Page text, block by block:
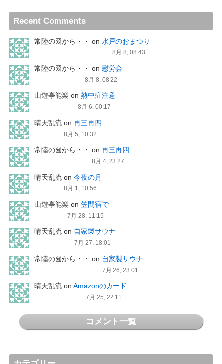
Recent Comments
常陸の圀から・・ on 水戸のおまつり
8月 8, 08:43
常陸の圀から・・ on 慰労会
8月 8, 08:22
山遊亭能楽 on 熱中症注意
8月 6, 00:17
晴天乱流on 再三再四
8月 5, 10:32
常陸の圀から・・ on 再三再四
8月 4, 23:27
晴天乱流on 今夜の月
8月 1, 10:56
山遊亭能楽 on 笠間宿で
7月 28, 11:15
晴天乱流on 自家製サウナ
7月 27, 18:01
常陸の圀から・・ on 自家製サウナ
7月 26, 23:01
晴天乱流on Amazonのカード
7月 25, 22:11
コメント一覧